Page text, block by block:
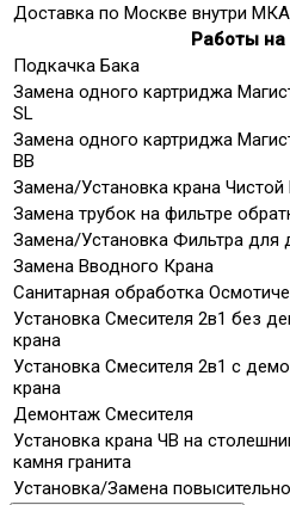
Доставка по Москве внутри
Работы на
Подкачка Бака
Замена одного картриджа
SL
Замена одного картриджа
ВВ
Замена/Установка крана
Замена трубок на фильтре
Замена/Установка Фильтра для
Замена Вводного Крана
Санитарная обработка
Установка Смесителя 2в1 без
крана
Установка Смесителя 2в1 с
крана
Демонтаж Смесителя
Установка крана ЧВ на
камня гранита
Установка/Замена